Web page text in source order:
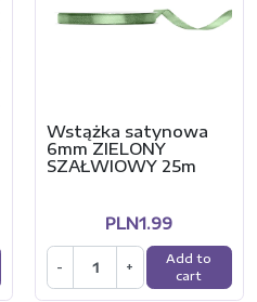
Wstążka satynowa
6mm ZIELONY
SZAŁWIOWY 25m
PLN1.99
- +
Add to
cart